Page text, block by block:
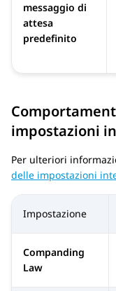
messaggio di
attesa
predefinito
impostazioni
Per ulteriori
delle impostazioni
Impostazione
Companding
Law